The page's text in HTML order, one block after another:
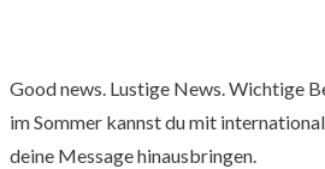
Good news. Lustige News. Wichtige
im Sommer kannst du mit
deine Message hinausbringen.